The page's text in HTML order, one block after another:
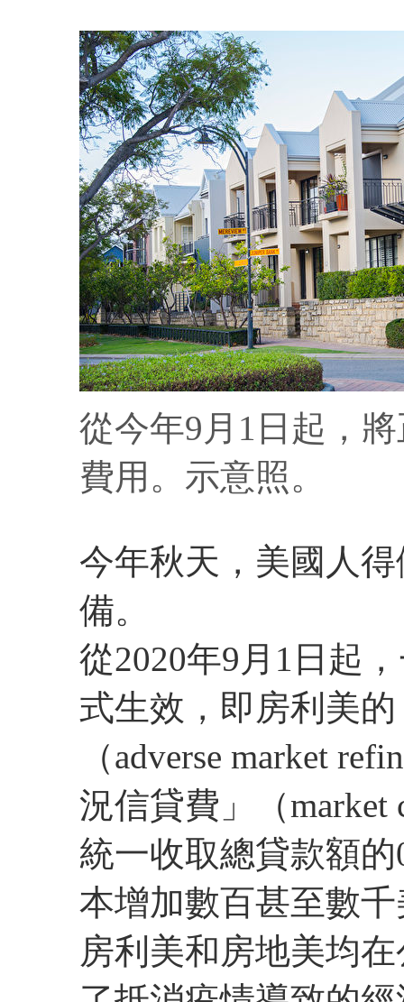
從今年9月1日起，
費用。示意照。
今年秋天，美國人
備。
從2020年9月1日起
式生效，即房利美
（adverse market
況信貸費」（market
統一收取總貸款額
本增加數百甚至數
房利美和房地美均